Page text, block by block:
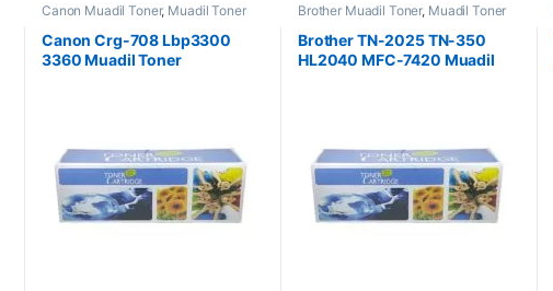
Canon Muadil Toner, Muadil Toner
Canon Crg-708 Lbp3300
3360 Muadil Toner
Brother Muadil Toner, Muadil Toner
Brother TN-2025 TN-350
HL2040 MFC-7420 Muadil